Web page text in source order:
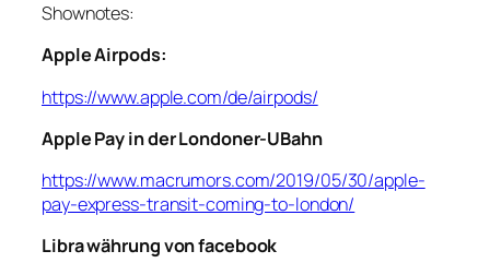
Shownotes:
Apple Airpods:
https://www.apple.com/de/airpods/
Apple Pay in der Londoner-UBahn
https://www.macrumors.com/2019/05/30/apple-
pay-express-transit-coming-to-london/
Libra währung von facebook